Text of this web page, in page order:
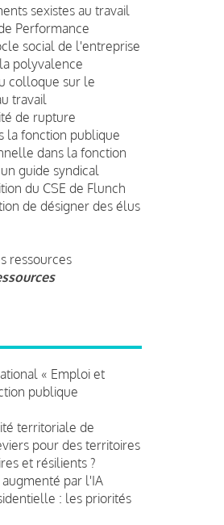
sexistes au travail
Performance
social de l'entreprise
polyvalence
colloque sur le
travail
de rupture
la fonction publique
dans la fonction
guide syndical
du CSE de Flunch
de désigner des élus
ressources
« Emploi et
publique
territoriale de
pour des territoires
et résilients ?
par l'IA
: les priorités